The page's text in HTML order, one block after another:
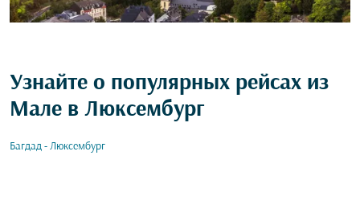
Узнайте о популярных рейсах из
Мале в Люксембург
Багдад - Люксембург